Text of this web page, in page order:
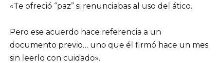
«Te ofreció “paz” si renunciabas al uso del ático.
Pero ese acuerdo hace referencia a un
documento previo… uno que él firmó hace un mes
sin leerlo con cuidado».